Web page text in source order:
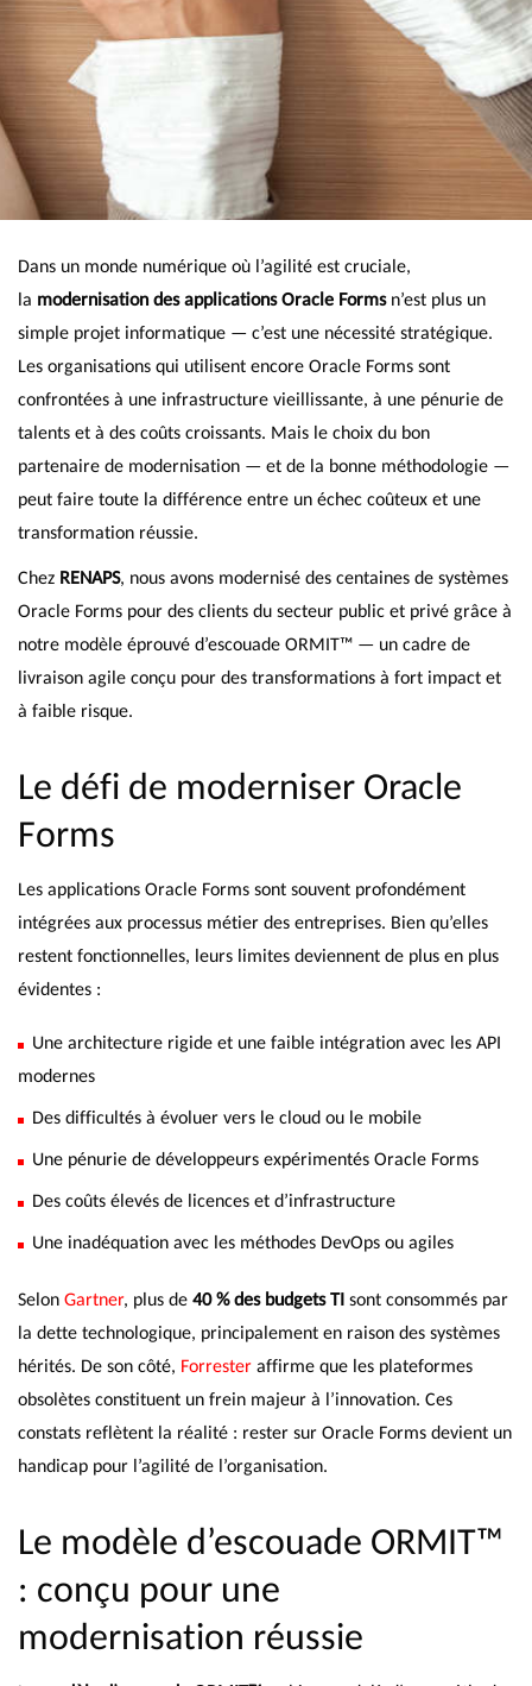
Dans un monde numérique où l’agilité est cruciale,
la modernisation des applications Oracle Formsn’est plus un
simple projet informatique — c’est une nécessité stratégique.
Les organisations qui utilisent encore Oracle Forms sont
confrontées à une infrastructure vieillissante, à une pénurie de
talents et à des coûts croissants. Mais le choix du bon
partenaire de modernisation — et de la bonne méthodologie —
peut faire toute la différence entre un échec coûteux et une
transformation réussie.
Chez RENAPS, nous avons modernisé des centaines de systèmes
Oracle Forms pour des clients du secteur public et privé grâce à
notre modèle éprouvé d’escouade ORMIT™ — un cadre de
livraison agile conçu pour des transformations à fort impact et
à faible risque.
Le défi de moderniser Oracle
Forms
Les applications Oracle Forms sont souvent profondément
intégrées aux processus métier des entreprises. Bien qu’elles
restent fonctionnelles, leurs limites deviennent de plus en plus
évidentes :
Une architecture rigide et une faible intégration avec les API
modernes
Des difficultés à évoluer vers le cloud ou le mobile
Une pénurie de développeurs expérimentés Oracle Forms
Des coûts élevés de licences et d’infrastructure
Une inadéquation avec les méthodes DevOps ou agiles
Selon Gartner, plus de 40 % des budgets TI sont consommés par
la dette technologique, principalement en raison des systèmes
hérités. De son côté, Forrester affirme que les plateformes
obsolètes constituent un frein majeur à l’innovation. Ces
constats reflètent la réalité : rester sur Oracle Forms devient un
handicap pour l’agilité de l’organisation.
Le modèle d’escouade ORMIT™
: conçu pour une
modernisation réussie